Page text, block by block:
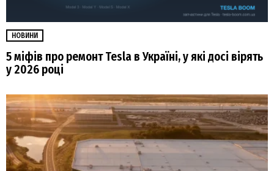
НОВИНИ
5 міфів про ремонт Tesla в Україні, у які досі вірять
у 2026 році